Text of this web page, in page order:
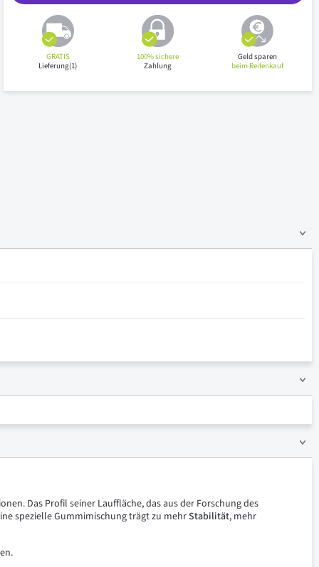
GRATIS
Lieferung(1)
100% sichere
Zahlung
Geld sparen
beim Reifenkauf
Das Profil seiner Lauffläche, das aus der Forschung des
spezielle Gummimischung trägt zu mehrStabilität, mehr